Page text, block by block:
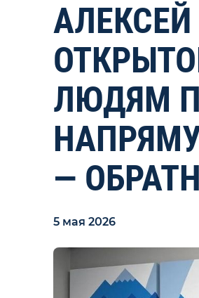
ЛЮДЯМ
—
5 мая 2026